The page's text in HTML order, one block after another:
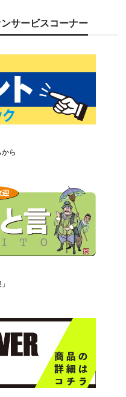
サービスコーナー
ら